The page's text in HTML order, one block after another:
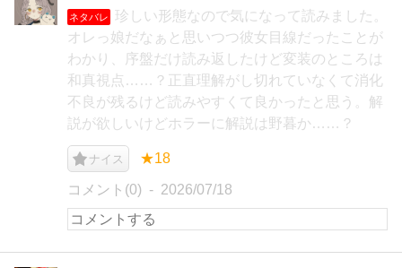
ネタバレ
珍しい形態なので気になって読みました。
オレっ娘だなぁと思いつつ彼女目線だったことが
わかり、序盤だけ読み返したけど変装のところは
和真視点……？正直理解がし切れていなくて消化
不良が残るけど読みやすくて良かったと思う。解
説が欲しいけどホラーに解説は野暮か……？
ナイス ★18
コメント(0) 2026/07/18